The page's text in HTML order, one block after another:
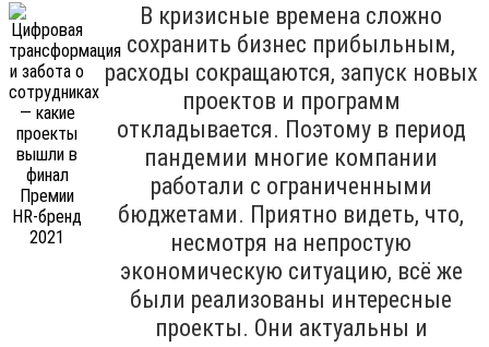
В кризисные времена сложно
сохранить бизнес прибыльным,
расходы сокращаются, запуск новых
проектов и программ
откладывается. Поэтому в период
пандемии многие компании
работали с ограниченными
бюджетами. Приятно видеть, что,
несмотря на непростую
экономическую ситуацию, всё же
были реализованы интересные
проекты. Они актуальны и